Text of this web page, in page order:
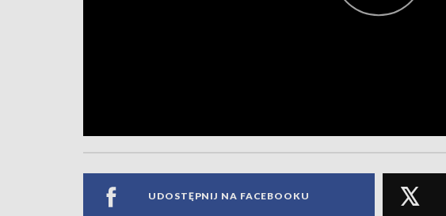
UDOSTĘPNIJ NA FACEBOOKU